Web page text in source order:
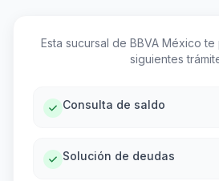
Esta sucursal de BBVA México
siguientes
Consulta de saldo
Solución de deudas